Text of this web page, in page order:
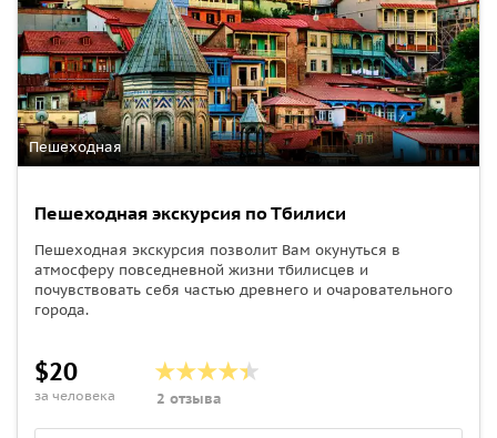
Пешеходная
Пешеходная экскурсия по Тбилиси
Пешеходная экскурсия позволит Вам окунуться в
атмосферу повседневной жизни тбилисцев и
почувствовать себя частью древнего и очаровательного
города.
$20
за человека 2 отзыва